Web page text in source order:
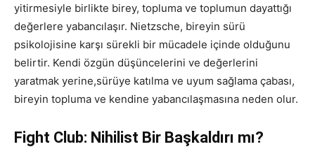
yitirmesiyle birlikte birey, topluma ve toplumun dayattığı
değerlere yabancılaşır. Nietzsche, bireyin sürü
psikolojisine karşı sürekli bir mücadele içinde olduğunu
belirtir. Kendi özgün düşüncelerini ve değerlerini
yaratmak yerine,sürüye katılma ve uyum sağlama çabası,
bireyin topluma ve kendine yabancılaşmasına neden olur.
Fight Club: Nihilist Bir Başkaldırı mı?